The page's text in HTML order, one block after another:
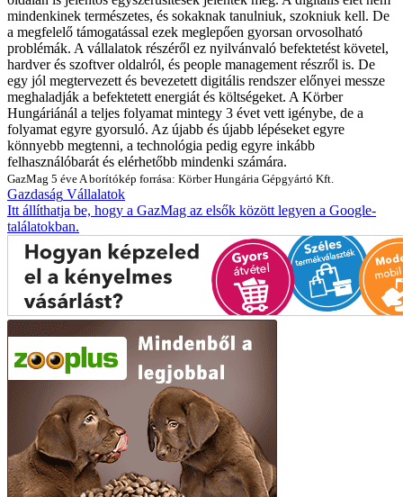
mindenkinek természetes, és sokaknak tanulniuk, szokniuk kell. De
a megfelelő támogatással ezek meglepően gyorsan orvosolható
problémák. A vállalatok részéről ez nyilvánvaló befektetést követel,
hardver és szoftver oldalról, és people management részről is. De
egy jól megtervezett és bevezetett digitális rendszer előnyei messze
meghaladják a befektetett energiát és költségeket. A Körber
Hungáriánál a teljes folyamat mintegy 3 évet vett igénybe, de a
folyamat egyre gyorsuló. Az újabb és újabb lépéseket egyre
könnyebb megtenni, a technológia pedig egyre inkább
felhasználóbarát és elérhetőbb mindenki számára.
GazMag 5 éve A borítókép forrása: Körber Hungária Gépgyártó Kft.
Gazdaság Vállalatok
Itt állíthatja be, hogy a GazMag az elsők között legyen a Google-
találatokban.